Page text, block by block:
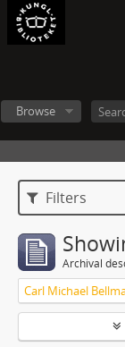
Browse
Filters
Archival